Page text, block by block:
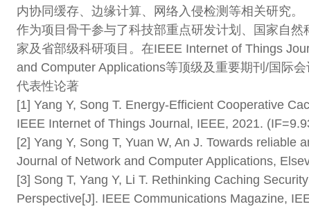
内协同缓存、边缘计算、网络入侵检测等相关研究。
作为项目骨干参与了科技部重点研发计划、国家自
家及省部级科研项目。在IEEE Internet of Things
and Computer Applications等顶级及重要期刊/国际会
代表性论著
[1] Yang Y, Song T. Energy-Efficient Cooperative
IEEE Internet of Things Journal, IEEE, 2021.
[2] Yang Y, Song T, Yuan W, An J. Towards
Journal of Network and Computer Applications,
[3] Song T, Yang Y, Li T. Rethinking Caching
Perspective[J]. IEEE Communications Magazine,